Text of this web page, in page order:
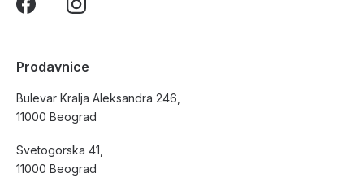
Prodavnice
Bulevar Kralja Aleksandra 246,
11000 Beograd
Svetogorska 41,
11000 Beograd